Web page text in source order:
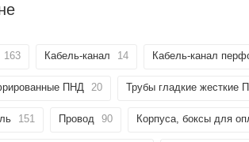
163 Кабель-канал 14 Кабель-канал
ПНД 20 Трубы гладкие жесткие
151 Провод 90 Корпуса, боксы для